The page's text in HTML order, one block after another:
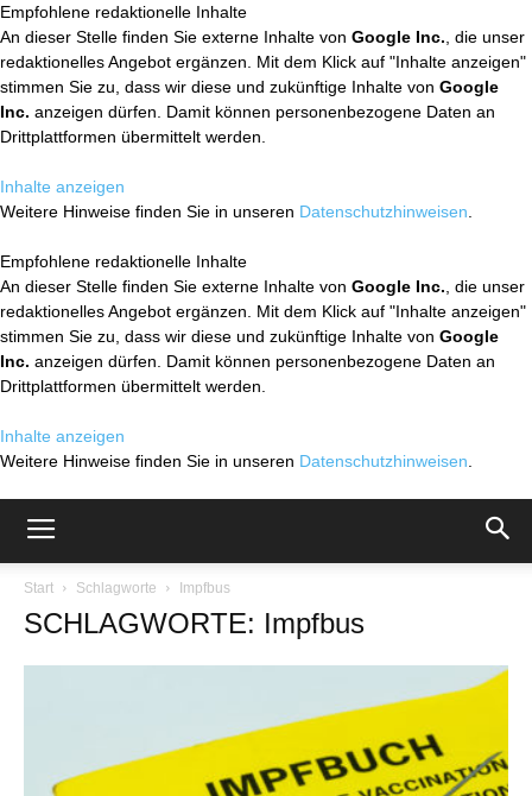
Empfohlene redaktionelle Inhalte
An dieser Stelle finden Sie externe Inhalte von Google Inc. , die unser
redaktionelles Angebot ergänzen. Mit dem Klick auf "Inhalte anzeigen"
stimmen Sie zu, dass wir diese und zukünftige Inhalte von Google
Inc. anzeigen dürfen. Damit können personenbezogene Daten an
Drittplattformen übermittelt werden.
Inhalte anzeigen
Weitere Hinweise finden Sie in unseren Datenschutzhinweisen
Empfohlene redaktionelle Inhalte
An dieser Stelle finden Sie externe Inhalte von Google Inc. , die unser
redaktionelles Angebot ergänzen. Mit dem Klick auf "Inhalte anzeigen"
stimmen Sie zu, dass wir diese und zukünftige Inhalte von Google
Inc. anzeigen dürfen. Damit können personenbezogene Daten an
Drittplattformen übermittelt werden.
Inhalte anzeigen
Weitere Hinweise finden Sie in unseren Datenschutzhinweisen
Start Schlagworte Impfbus
SCHLAGWORTE: Impfbus